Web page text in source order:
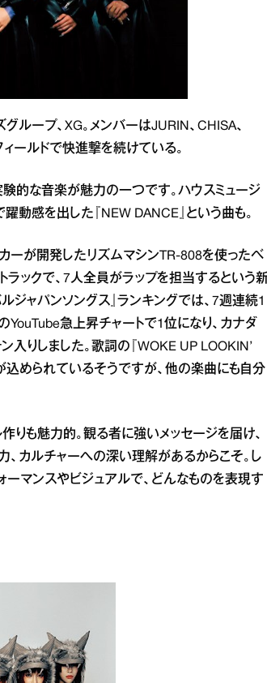
ループ、XG。メンバーはJURIN、CHISA、
ールドで快進撃を続けている。
験的な音楽が魅力の一つです。ハウスミュージ
動感を出した『NEW DANCE』という曲も。
ーが開発したリズムマシンTR‐808を使ったベ
ラックで、7人全員がラップを担当するという
ジャパンソングス』ランキングでは、7週連続1
急上昇チャートで1位になり、カナダ
入りしました。歌詞の『WOKE UP LOOKIN’
込められているそうですが、他の楽曲にも自分
も魅力的。観る者に強いメッセージを届け、
、カルチャーへの深い理解があるからこそ。し
ーマンスやビジュアルで、どんなものを表現す